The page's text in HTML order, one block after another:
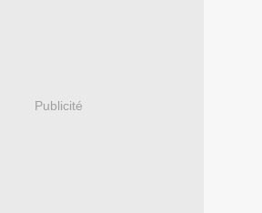
Publicité